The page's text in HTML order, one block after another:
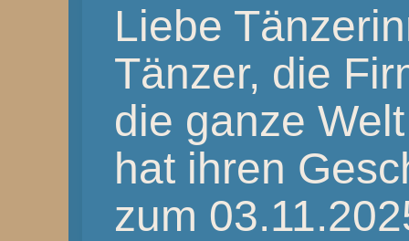
Liebe
Tänzer, die
die ganze
hat ihren
zum